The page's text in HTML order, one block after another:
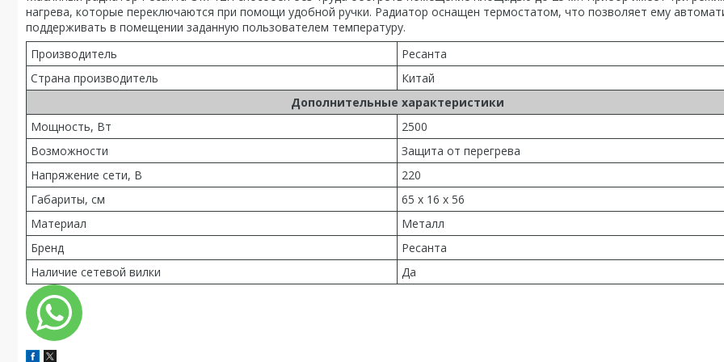
нагрева, которые переключаются при помощи удобной ручки. Радиатор оснащен термостатом, что позволяет ему
поддерживать в помещении заданную пользователем температуру.
Производитель
Ресанта
Страна производитель
Китай
Дополнительные характеристики
Мощность, Вт
2500
Возможности
Защита от перегрева
Напряжение сети, В
220
Габариты, см
65 х 16 х 56
Материал
Металл
Бренд
Ресанта
Наличие сетевой вилки
Да